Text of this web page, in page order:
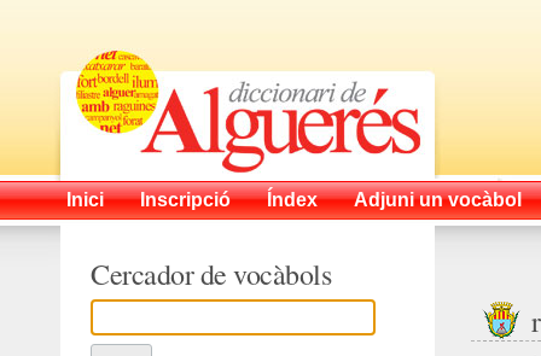
Inici Inscripció Índex Adjuni un vocàbol
Cercador de vocàbols